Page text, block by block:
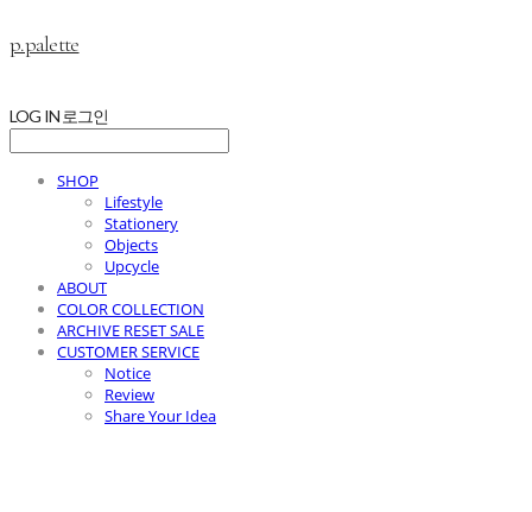
p.palette
LOG IN 로그인
SHOP
Lifestyle
Stationery
Objects
Upcycle
ABOUT
COLOR COLLECTION
ARCHIVE RESET SALE
CUSTOMER SERVICE
Notice
Review
Share Your Idea